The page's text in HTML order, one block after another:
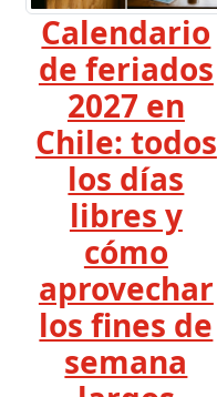
Calendario
de feriados
2027 en
Chile: todos
los días
libres y
cómo
aprovechar
los fines de
semana